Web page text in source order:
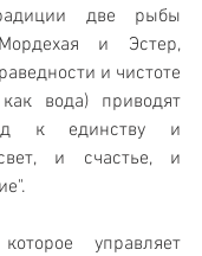
две рыбы
и Эстер,
и чистоте
вода) приводят
к единству и
и счастье, и
управляет